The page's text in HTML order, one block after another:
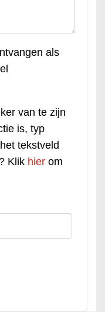
als
van te zijn
is, typ
tekstveld
Klik hier om